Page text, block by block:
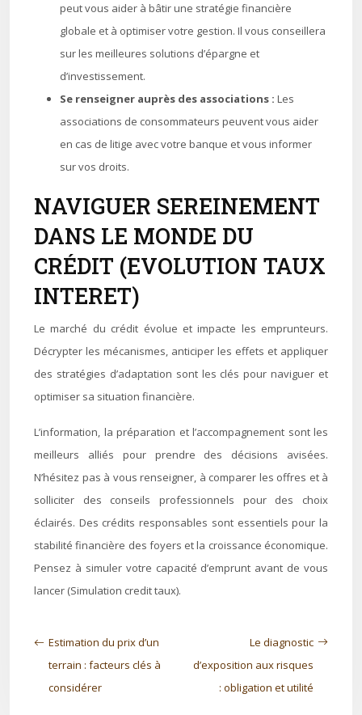
peut vous aider à bâtir une stratégie financière
globale et à optimiser votre gestion. Il vous conseillera
sur les meilleures solutions d’épargne et
d’investissement.
Se renseigner auprès des associations : Les
associations de consommateurs peuvent vous aider
en cas de litige avec votre banque et vous informer
sur vos droits.
NAVIGUER SEREINEMENT
DANS LE MONDE DU
CRÉDIT (EVOLUTION TAUX
INTERET)
Le marché du crédit évolue et impacte les emprunteurs.
Décrypter les mécanismes, anticiper les effets et appliquer
des stratégies d’adaptation sont les clés pour naviguer et
optimiser sa situation financière.
L’information, la préparation et l’accompagnement sont les
meilleurs alliés pour prendre des décisions avisées.
N’hésitez pas à vous renseigner, à comparer les offres et à
solliciter des conseils professionnels pour des choix
éclairés. Des crédits responsables sont essentiels pour la
stabilité financière des foyers et la croissance économique.
Pensez à simuler votre capacité d’emprunt avant de vous
lancer (Simulation credit taux).
Estimation du prix d’un
terrain : facteurs clés à
considérer
Le diagnostic
d’exposition aux risques
: obligation et utilité